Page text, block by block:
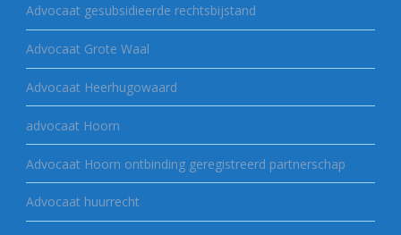
Advocaat gesubsidieerde rechtsbijstand
Advocaat Grote Waal
Advocaat Heerhugowaard
advocaat Hoorn
Advocaat Hoorn ontbinding geregistreerd partnerschap
Advocaat huurrecht